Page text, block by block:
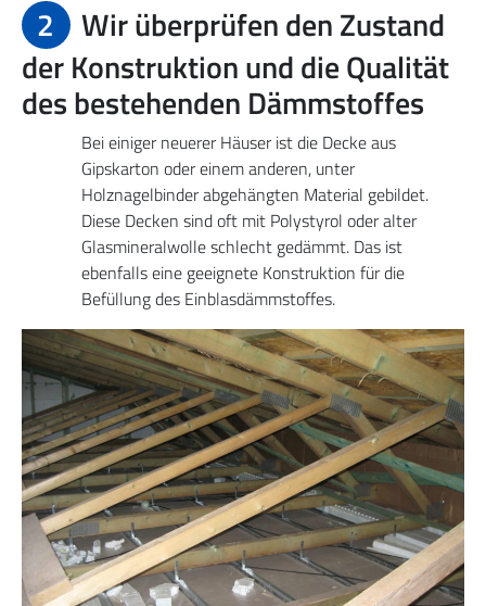
2
Wir überprüfen den Zustand
der Konstruktion und die Qualität
des bestehenden Dämmstoffes
Bei einiger neuerer Häuser ist die Decke aus
Gipskarton oder einem anderen, unter
Holznagelbinder abgehängten Material gebildet.
Diese Decken sind oft mit Polystyrol oder alter
Glasmineralwolle schlecht gedämmt. Das ist
ebenfalls eine geeignete Konstruktion für die
Befüllung des Einblasdämmstoffes.